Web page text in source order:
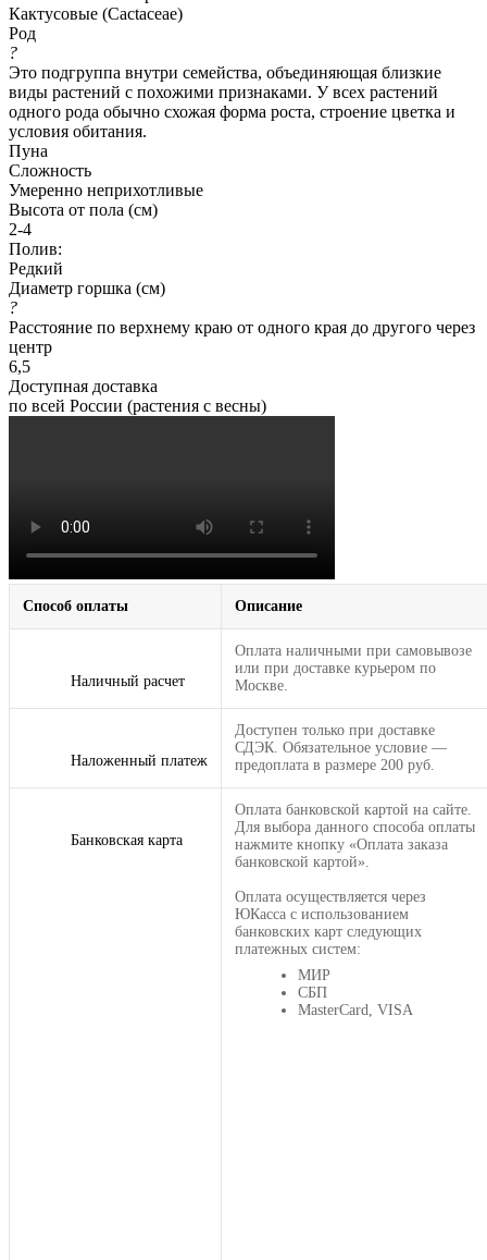
Кактусовые (Cactaceae)
Род
?
Это подгруппа внутри семейства, объединяющая близкие
виды растений с похожими признаками. У всех растений
одного рода обычно схожая форма роста, строение цветка и
условия обитания.
Пуна
Сложность
Умеренно неприхотливые
Высота от пола (см)
2-4
Полив:
Редкий
Диаметр горшка (см)
?
Расстояние по верхнему краю от одного края до другого через
центр
6,5
Доступная доставка
по всей России (растения с весны)
Способ оплаты Описание
Наличный расчет
Оплата наличными при самовывозе
или при доставке курьером по
Москве.
Наложенный платеж
Доступен только при доставке
СДЭК. Обязательное условие —
предоплата в размере 200 руб.
Банковская карта
Оплата банковской картой на сайте.
Для выбора данного способа оплаты
нажмите кнопку «Оплата заказа
банковской картой».
Оплата осуществляется через
ЮКасса с использованием
банковских карт следующих
платежных систем:
МИР
СБП
MasterCard, VISA